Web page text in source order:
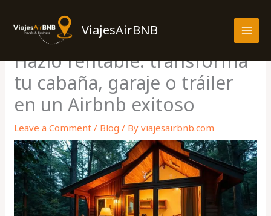
content
ViajesAirBNB
Hazlo rentable: transforma
tu cabaña, garaje o tráiler
en un Airbnb exitoso
Leave a Comment / Blog / Byviajesairbnb.com